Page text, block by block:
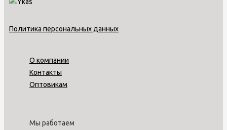
Политика персональных данных
О компании
Контакты
Оптовикам
Мы работаем